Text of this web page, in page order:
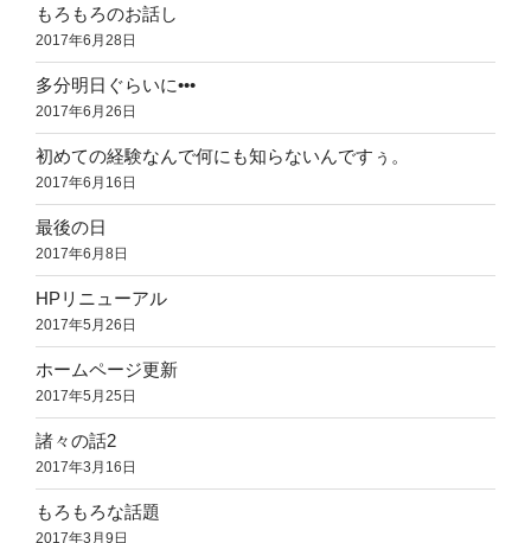
もろもろのお話し
2017年6月28日
多分明日ぐらいに•••
2017年6月26日
初めての経験なんで何にも知らないんですぅ。
2017年6月16日
最後の日
2017年6月8日
HPリニューアル
2017年5月26日
ホームページ更新
2017年5月25日
諸々の話2
2017年3月16日
もろもろな話題
2017年3月9日